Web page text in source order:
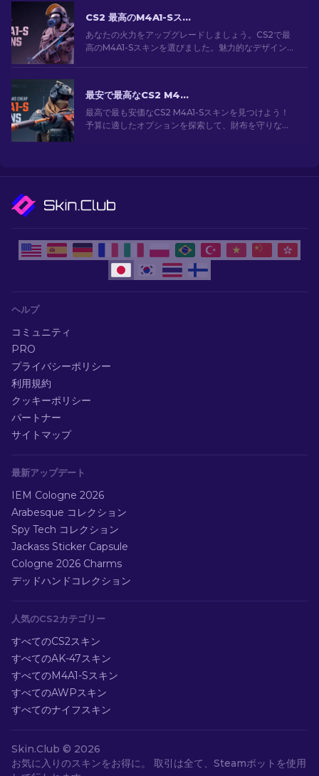
CS2 最高のM4A1-Sスキン [2026]
あなたの火力をアップグレードしましょう。CS2で最
高のM4A1-Sスキンを選びました。魅力的なデザインの
最安で最高なCS2 M4A1-Sスキン[2026]
最高で最も安価なCS2 M4A1-Sスキンを見つけよう！
予算に適したオプションを探索して、財布を守りなが
ヘルプ
コミュニティ
PRO
プライバシーポリシー
利用規約
クッキーポリシー
パートナー
サイトマップ
最新アップデート
IEM Cologne 2026
Arabesque コレクション
Spy Tech コレクション
Jackass Sticker Capsule
Cologne 2026 Charms
デッドハンドコレクション
人気のCS2カテゴリー
すべてのCS2スキン
すべてのAK-47スキン
すべてのM4A1-Sスキン
すべてのAWPスキン
すべてのナイフスキン
Skin.Club © 2026
お気に入りのスキンをお得に。 取引は全て、Steamボットを使用